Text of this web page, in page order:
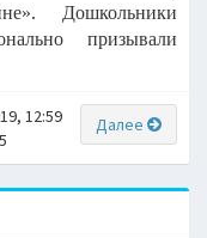
Дошкольники
призывали
Далее
12:59